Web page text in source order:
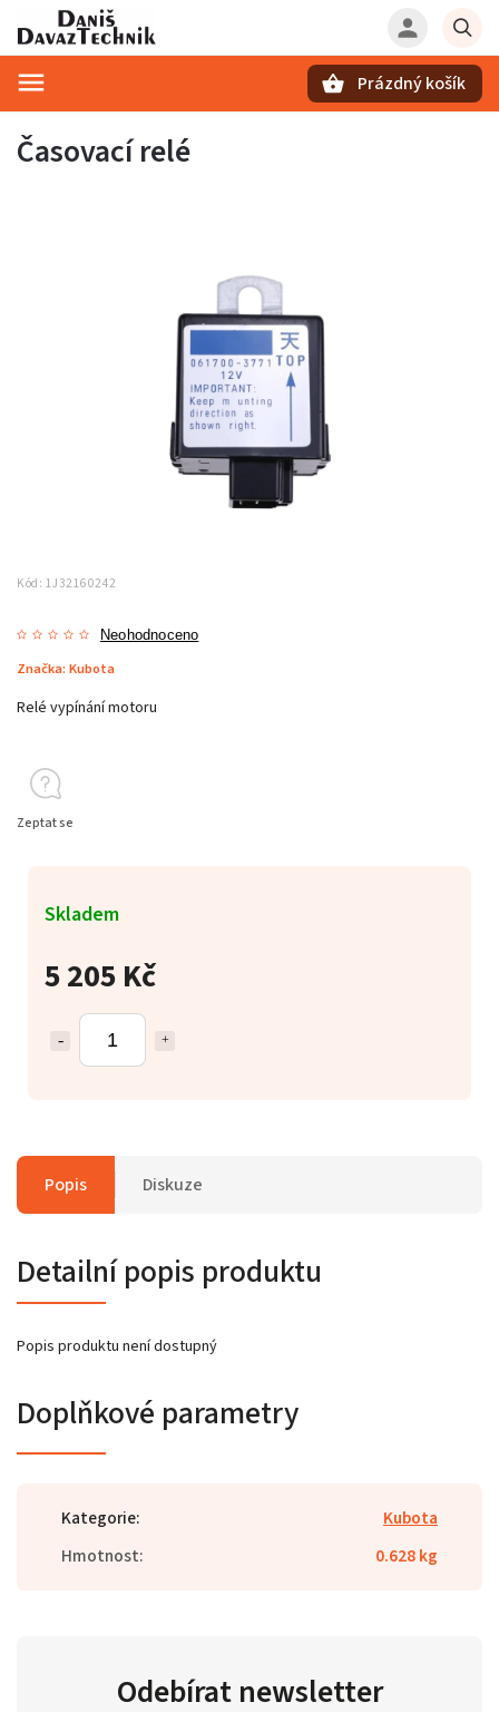
Prázdný košík
Časovací relé
Kód: 1J32160242
Neohodnoceno
Značka: Kubota
5 205 Kč
Skladem
Relé vypínání motoru
Zeptat se
Popis Diskuze
Detailní popis produktu
Popis produktu není dostupný
Doplňkové parametry
Kategorie:
Kubota
Hmotnost: 0.628 kg
Odebírat newsletter